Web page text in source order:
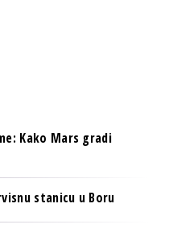
Kako Mars gradi
stanicu u Boru